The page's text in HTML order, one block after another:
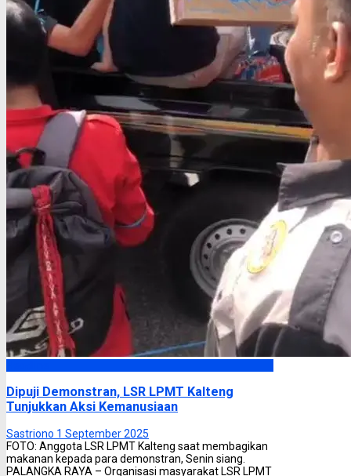
Dipuji Demonstran, LSR LPMT Kalteng
Tunjukkan Aksi Kemanusiaan
Sastriono 1 September 2025
FOTO: Anggota LSR LPMT Kalteng saat membagikan
makanan kepada para demonstran, Senin siang.
PALANGKA RAYA – Organisasi masyarakat LSR LPMT